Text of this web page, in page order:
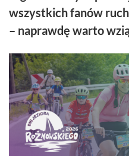
wszystkich fanów
– naprawdę warto